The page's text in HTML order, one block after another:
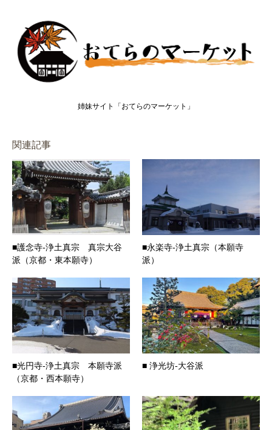
姉妹サイト「おてらのマーケット」
関連記事
■護念寺-浄土真宗 真宗大谷
派（京都・東本願寺）
■永楽寺-浄土真宗（本願寺
派）
■光円寺-浄土真宗 本願寺派
（京都・西本願寺）
■ 浄光坊-大谷派